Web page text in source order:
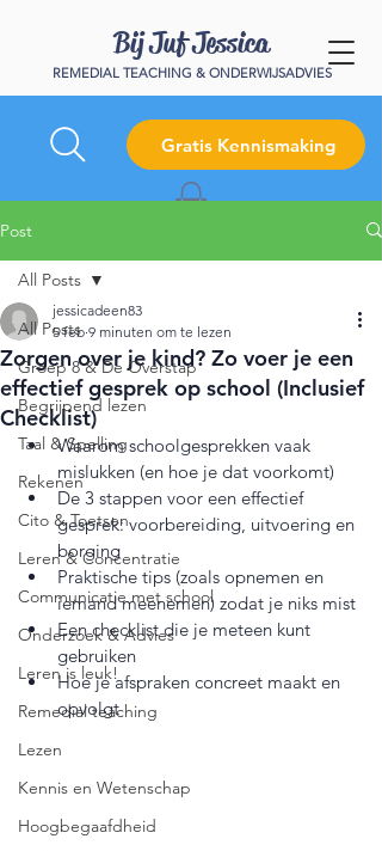
Bij Juf Jessica
REMEDIAL TEACHING & ONDERWIJSADVIES
Gratis Kennismaking
Post
All Posts
Groep 8 & De Overstap
Begrijpend lezen
Taal & Spelling
Rekenen
Cito & Toetsen
Leren & Concentratie
Communicatie met school
Onderzoek & Advies
Leren is leuk!
Remedial teaching
Lezen
Kennis en Wetenschap
Hoogbegaafdheid
All Posts
Zorgen over je kind? Zo voer je een
effectief gesprek op school (Inclusief
Checklist)
jessicadeen83
5 feb 9 minuten om te lezen
Waarom schoolgesprekken vaak
mislukken (en hoe je dat voorkomt)
De 3 stappen voor een effectief
gesprek: voorbereiding, uitvoering en
borging
Praktische tips (zoals opnemen en
iemand meenemen) zodat je niks mist
Een checklist die je meteen kunt
gebruiken
Hoe je afspraken concreet maakt en
opvolgt